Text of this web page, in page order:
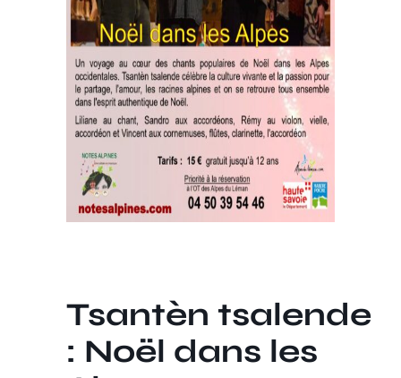
Tsantèn tsalende
: Noël dans les